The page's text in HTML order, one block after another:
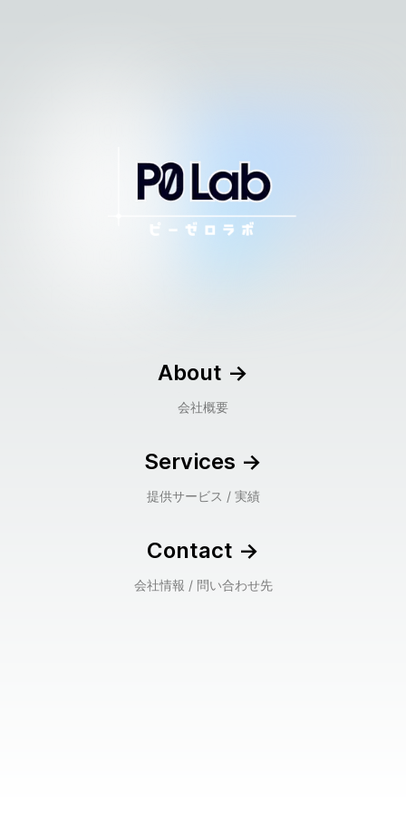
About ->
会社概要
Services ->
提供サービス / 実績
Contact ->
会社情報 / 問い合わせ先